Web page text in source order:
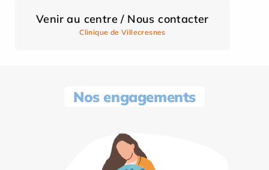
Venir au centre / Nous contacter
Clinique de Villecresnes
Nos engagements